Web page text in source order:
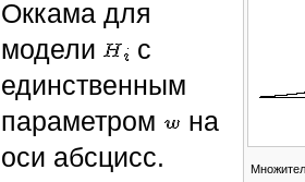
Оккама для
модели
с
единственным
параметром
на
оси абсцисс.